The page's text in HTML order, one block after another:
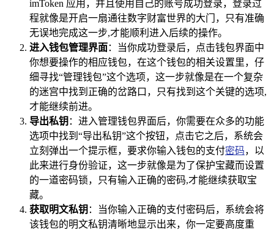
imToken 应用，并且使用自己的账号成功登录，登录过
程就像是开启一扇通往数字财富世界的大门，只有准确
无误地完成这一步,才能顺利进入后续的操作。
进入钱包管理界面：当你成功登录后，点击钱包界面中
你想要操作的相应钱包，在这个钱包的相关设置里，仔
细寻找“管理钱包”这个选项，这一步就像是在一个复杂
的迷宫中找到正确的岔路口，只有找到这个关键的选项,
才能继续前进。
导出私钥 ：进入管理钱包界面后，你需要在众多的功能
选项中找到“导出私钥”这个按钮，点击它之后，系统会
立刻弹出一个提示框，要求你输入钱包的支付密码，以
此来进行身份验证，这一步就像是为了保护宝藏而设置
的一道密码锁，只有输入正确的密码,才能继续获取宝
藏。
获取明文私钥 ：当你输入正确的支付密码后，系统会将
该钱包的明文私钥清晰地显示出来，你一定要高度重